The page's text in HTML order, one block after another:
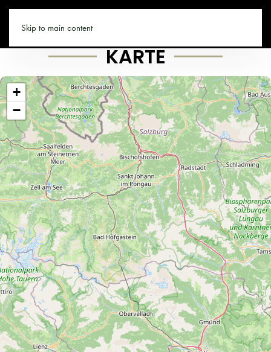
Skip to main content
SAALFELDEN.CO
KARTE
+
−